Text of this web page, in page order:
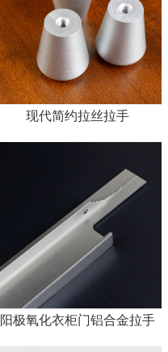
现代简约拉丝拉手
阳极氧化衣柜门铝合金拉手